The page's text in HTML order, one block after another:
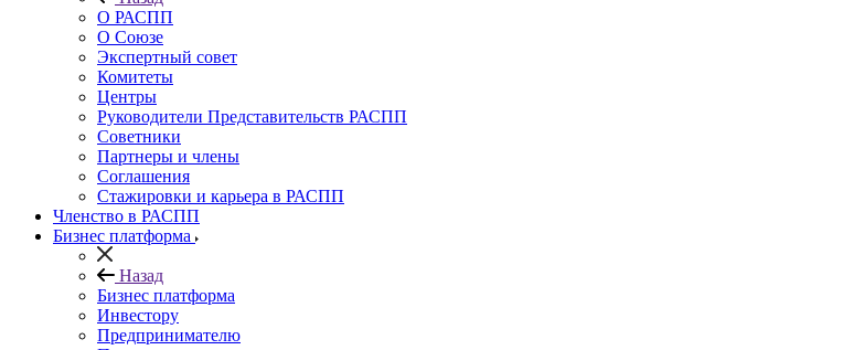
О РАСПП
О Союзе
Экспертный совет
Комитеты
Центры
Руководители Представительств РАСПП
Советники
Партнеры и члены
Соглашения
Стажировки и карьера в РАСПП
Членство в РАСПП
Бизнес платформа
Назад
Бизнес платформа
Инвестору
Предпринимателю